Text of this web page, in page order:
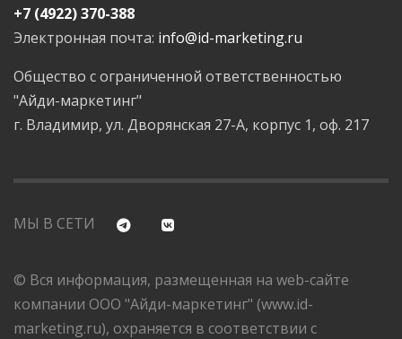
+7 (4922) 370-388
Электронная почта: info@id-marketing.ru
Общество с ограниченной ответственностью
"Айди-маркетинг"
г. Владимир, ул. Дворянская 27-А, корпус 1, оф. 217
МЫ В СЕТИ
© Вся информация, размещенная на web-сайте
компании ООО "Айди-маркетинг" (www.id-
marketing.ru), охраняется в соответствии с